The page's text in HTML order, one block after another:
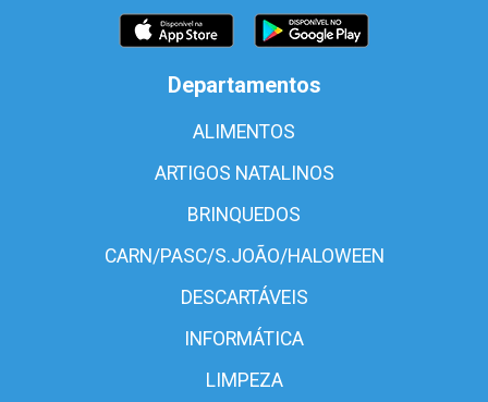
Departamentos
ALIMENTOS
ARTIGOS NATALINOS
BRINQUEDOS
CARN/PASC/S.JOÃO/HALOWEEN
DESCARTÁVEIS
INFORMÁTICA
LIMPEZA